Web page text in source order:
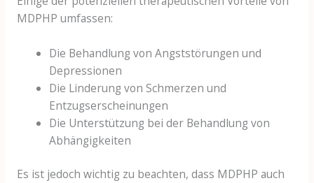
MDPHP umfassen:
Die Behandlung von Angststörungen und
Depressionen
Die Linderung von Schmerzen und
Entzugserscheinungen
Die Unterstützung bei der Behandlung von
Abhängigkeiten
Es ist jedoch wichtig zu beachten, dass MDPHP auch